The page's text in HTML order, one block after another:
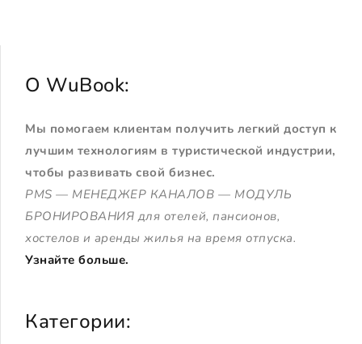
О WuBook:
Мы помогаем клиентам получить легкий доступ к
лучшим технологиям в туристической индустрии,
чтобы развивать свой бизнес.
PMS — МЕНЕДЖЕР КАНАЛОВ — МОДУЛЬ
БРОНИРОВАНИЯ для отелей, пансионов,
хостелов и аренды жилья на время отпуска.
Узнайте больше.
Категории: